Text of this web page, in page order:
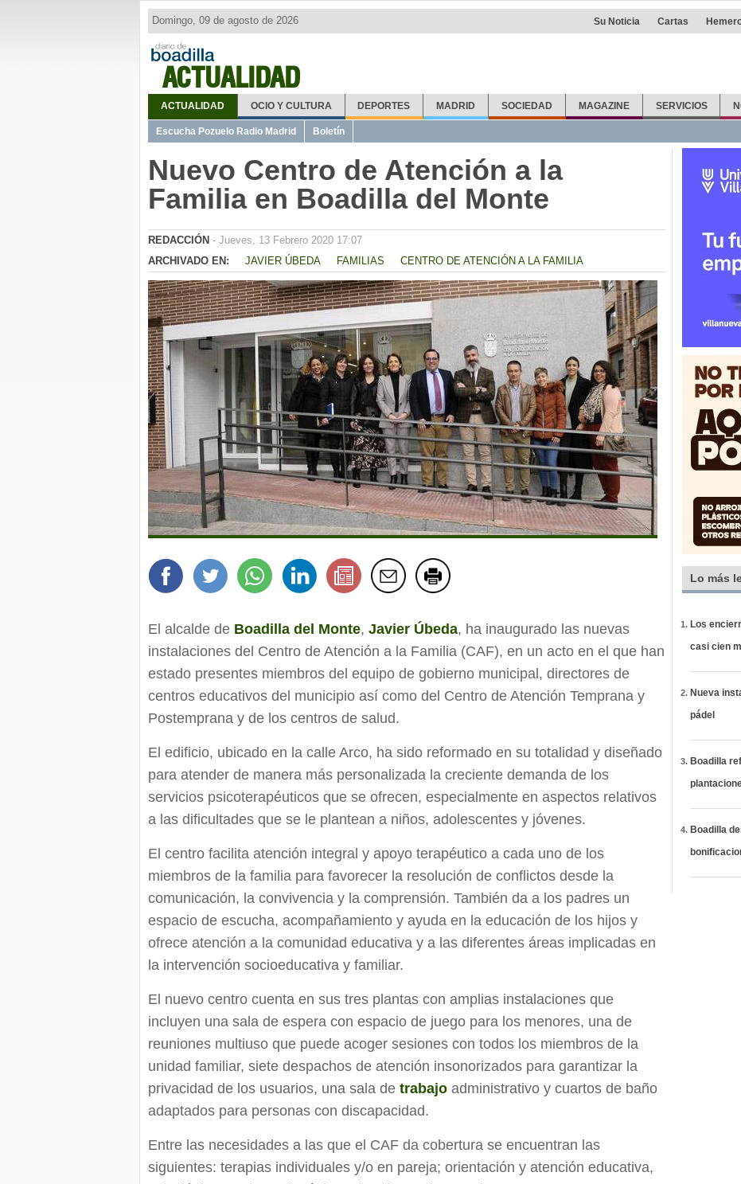
ACTUALIDAD
Domingo, 09 de agosto de 2026 Su Noticia Cartas
ACTUALIDAD OCIO Y CULTURA DEPORTES MADRID SOCIEDAD MAGAZINE SERVICIOS
Escucha Pozuelo Radio Madrid Boletín
Nuevo Centro de Atención a la
Familia en Boadilla del Monte
REDACCIÓN - Jueves, 13 Febrero 2020 17:07
ARCHIVADO EN:
JAVIER ÚBEDA FAMILIAS CENTRO DE ATENCIÓN A LA FAMILIA
El alcalde de Boadilla del Monte, Javier Úbeda, ha inaugurado las nuevas
instalaciones del Centro de Atención a la Familia (CAF), en un acto en el que han
estado presentes miembros del equipo de gobierno municipal, directores de
centros educativos del municipio así como del Centro de Atención Temprana y
Postemprana y de los centros de salud.
El edificio, ubicado en la calle Arco, ha sido reformado en su totalidad y diseñado
para atender de manera más personalizada la creciente demanda de los
servicios psicoterapéuticos que se ofrecen, especialmente en aspectos relativos
a las dificultades que se le plantean a niños, adolescentes y jóvenes.
El centro facilita atención integral y apoyo terapéutico a cada uno de los
miembros de la familia para favorecer la resolución de conflictos desde la
comunicación, la convivencia y la comprensión. También da a los padres un
espacio de escucha, acompañamiento y ayuda en la educación de los hijos y
ofrece atención a la comunidad educativa y a las diferentes áreas implicadas en
la intervención socioeducativa y familiar.
El nuevo centro cuenta en sus tres plantas con amplias instalaciones que
incluyen una sala de espera con espacio de juego para los menores, una de
reuniones multiuso que puede acoger sesiones con todos los miembros de la
unidad familiar, siete despachos de atención insonorizados para garantizar la
privacidad de los usuarios, una sala de trabajo administrativo y cuartos de baño
adaptados para personas con discapacidad.
Entre las necesidades a las que el CAF da cobertura se encuentran las
siguientes: terapias individuales y/o en pareja; orientación y atención educativa,
Lo más
Los
casi cien
Nueva
pádel
Boadilla
Boadilla